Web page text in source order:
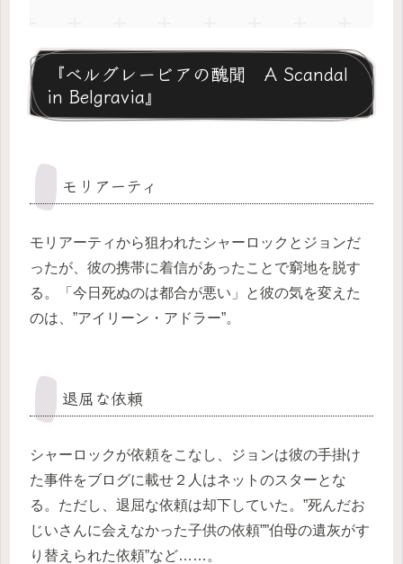
『ベルグレービアの醜聞 A Scandal
in Belgravia』
モリアーティ
モリアーティから狙われたシャーロックとジョンだ
ったが、彼の携帯に着信があったことで窮地を脱す
る。「今日死ぬのは都合が悪い」と彼の気を変えた
のは、”アイリーン・アドラー”。
退屈な依頼
シャーロックが依頼をこなし、ジョンは彼の手掛け
た事件をブログに載せ２人はネットのスターとな
る。ただし、退屈な依頼は却下していた。”死んだお
じいさんに会えなかった子供の依頼””伯母の遺灰がす
り替えられた依頼”など……。